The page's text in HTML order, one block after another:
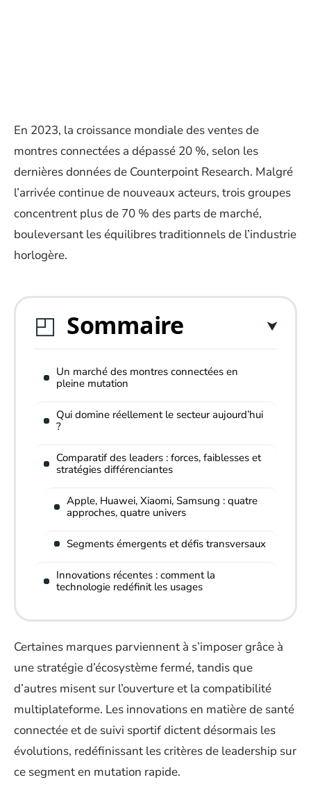
En 2023, la croissance mondiale des ventes de
montres connectées a dépassé 20 %, selon les
dernières données de Counterpoint Research. Malgré
l’arrivée continue de nouveaux acteurs, trois groupes
concentrent plus de 70 % des parts de marché,
bouleversant les équilibres traditionnels de l’industrie
horlogère.
Sommaire
Un marché des montres connectées en
pleine mutation
Qui domine réellement le secteur aujourd’hui
?
Comparatif des leaders : forces, faiblesses et
stratégies différenciantes
Apple, Huawei, Xiaomi, Samsung : quatre
approches, quatre univers
Segments émergents et défis transversaux
Innovations récentes : comment la
technologie redéfinit les usages
Certaines marques parviennent à s’imposer grâce à
une stratégie d’écosystème fermé, tandis que
d’autres misent sur l’ouverture et la compatibilité
multiplateforme. Les innovations en matière de santé
connectée et de suivi sportif dictent désormais les
évolutions, redéfinissant les critères de leadership sur
ce segment en mutation rapide.